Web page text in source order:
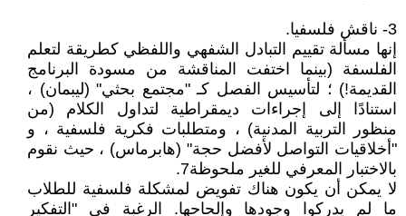
3- ناقش فلسفيا.
إنها مسألة تقييم التبادل الشفهي واللفظي كطريقة لتعلم
الفلسفة (بينما اختفت المناقشة من مسودة البرنامج
القديمة!) ؛ لتأسيس الفصل كـ "مجتمع بحثي" (ليبمان) ،
استنادًا إلى إجراءات ديمقراطية لتداول الكلام (من
منظور التربية المدنية) ، ومتطلبات فكرية فلسفية ، و
"أخلاقيات التواصل لأفضل حجة" (هابرماس) ، حيث نقوم
بالاختبار المعرفي للغير ملحوظة7.
لا يمكن أن يكون هناك تفويض لمشكلة فلسفية للطلاب
ما لم يدركوا وجودها وإلحاحها. الرغبة في "التفكير